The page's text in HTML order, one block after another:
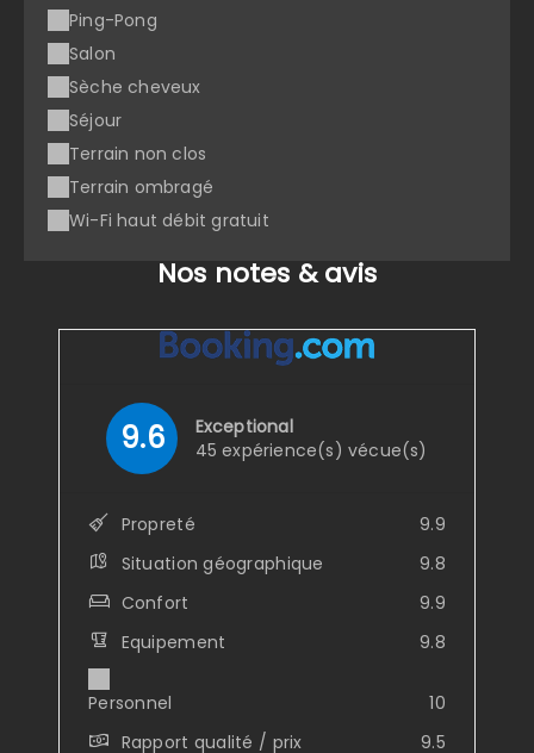
Ping-Pong
Salon
Sèche cheveux
Séjour
Terrain non clos
Terrain ombragé
Wi-Fi haut débit gratuit
Nos notes & avis
9.6
Exceptional
45 expérience(s) vécue(s)
Propreté
9.9
Situation géographique
9.8
Confort
9.9
Equipement
9.8
Personnel
10
Rapport qualité / prix
9.5